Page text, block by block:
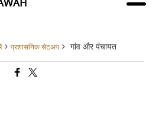
प्रशासनिक सेटअप गांव और पंचायत